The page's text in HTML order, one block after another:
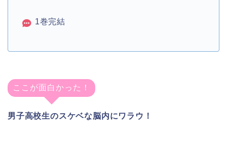
1巻完結
ここが面白かった！
男子高校生のスケベな脳内にワラウ！